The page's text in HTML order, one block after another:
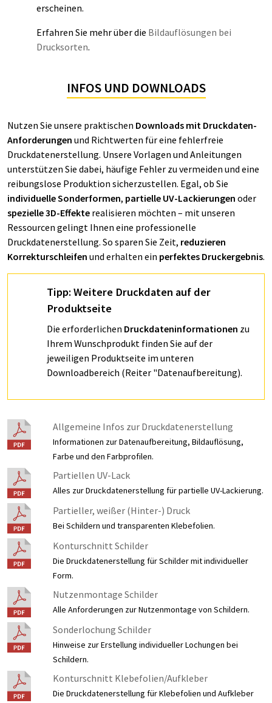
erscheinen.
Erfahren Sie mehr über die Bildauflösungen bei
Drucksorten.
INFOS UND DOWNLOADS
Nutzen Sie unsere praktischen Downloads mit Druckdaten-
Anforderungen und Richtwerten für eine fehlerfreie
Druckdatenerstellung. Unsere Vorlagen und Anleitungen
unterstützen Sie dabei, häufige Fehler zu vermeiden und eine
reibungslose Produktion sicherzustellen. Egal, ob Sie
individuelle Sonderformen, partielle UV-Lackierungen oder
spezielle 3D-Effekte realisieren möchten – mit unseren
Ressourcen gelingt Ihnen eine professionelle
Druckdatenerstellung. So sparen Sie Zeit, reduzieren
Korrekturschleifen und erhalten ein perfektes Druckergebnis.
Tipp:Weitere Druckdaten auf der
Produktseite
Die erforderlichen Druckdateninformationen zu
Ihrem Wunschprodukt finden Sie auf der
jeweiligen Produktseite im unteren
Downloadbereich (Reiter "Datenaufbereitung).
Allgemeine Infos zur Druckdatenerstellung
Informationen zur Datenaufbereitung, Bildauflösung,
Farbe und den Farbprofilen.
Partiellen UV-Lack
Alles zur Druckdatenerstellung für partielle UV-Lackierung.
Partieller, weißer (Hinter-) Druck
Bei Schildern und transparenten Klebefolien.
Konturschnitt Schilder
Die Druckdatenerstellung für Schilder mit individueller
Form.
Nutzenmontage Schilder
Alle Anforderungen zur Nutzenmontage von Schildern.
Sonderlochung Schilder
Hinweise zur Erstellung individueller Lochungen bei
Schildern.
Konturschnitt Klebefolien/Aufkleber
Die Druckdatenerstellung für Klebefolien und Aufkleber